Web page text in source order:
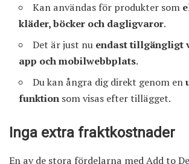
Kan användas för produkter som
kläder, böcker och dagligvaror.
Det är just nu endast tillgängligt
app och mobilwebbplats.
Du kan ångra dig direkt genom en
funktion som visas efter tillägget.
Inga extra fraktkostnader
En av de stora fördelarna med Add to